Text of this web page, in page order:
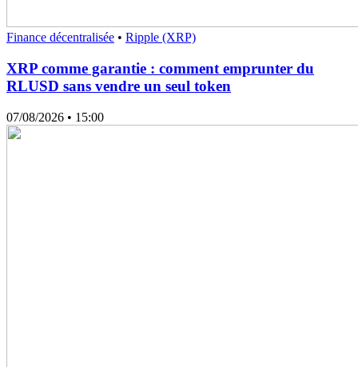
Finance décentralisée • Ripple (XRP)
XRP comme garantie : comment emprunter du
RLUSD sans vendre un seul token
07/08/2026 • 15:00